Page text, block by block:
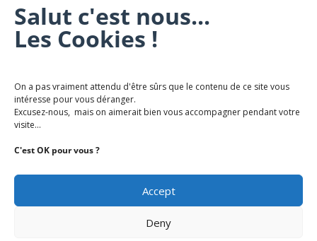
Salut c'est nous...
Les Cookies !
On a pas vraiment attendu d'être sûrs que le contenu de ce site vous
intéresse pour vous déranger.
Excusez-nous, mais on aimerait bien vous accompagner pendant votre
visite...
C'est OK pour vous ?
Accept
Deny
Les p'tits citoyens de Mont-Saint-Martin
Trail Saintmartinois Daniel FEITE
Karaté Mont Saint Martin